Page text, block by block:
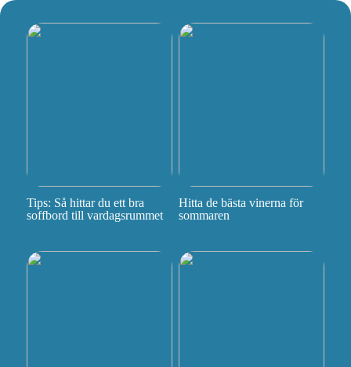
Tips: Så hittar du ett bra
soffbord till vardagsrummet
Hitta de bästa vinerna för
sommaren